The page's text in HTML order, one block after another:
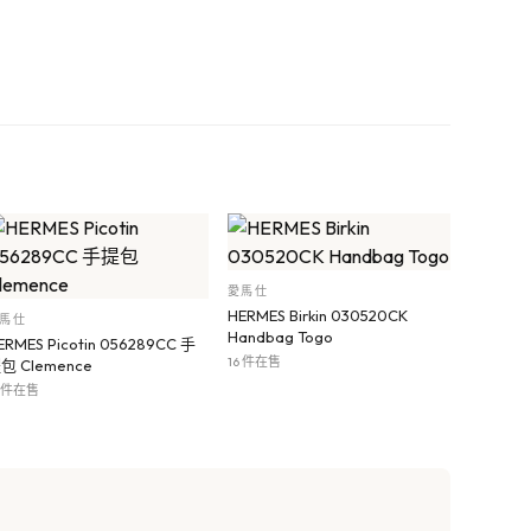
仕
Picotin 056289CC 手
Clemence
在售
愛馬仕
HERMES Birkin 030520CK
Handbag Togo
16 件在售